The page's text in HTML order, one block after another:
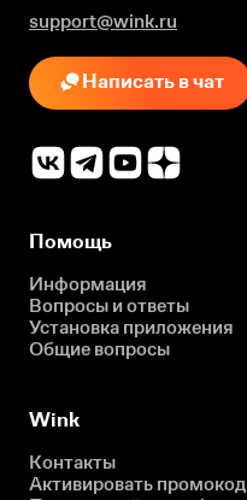
support@wink.ru
Написать в чат
Помощь
Информация
Вопросы и ответы
Установка приложения
Общие вопросы
Wink
Контакты
Активировать промокод